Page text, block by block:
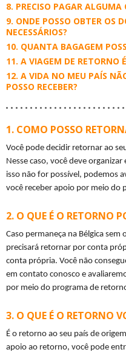
PRECISO PAGAR ALGUMA
ONDE POSSO OBTER OS
NECESSÁRIOS?
QUANTA BAGAGEM
A VIAGEM DE RETORNO
A VIDA NO MEU PAÍS
POSSO RECEBER?
COMO POSSO
Você pode decidir retornar ao
Nesse caso, você deve
isso não for possível, podemos
você receber apoio por meio
O QUE É O RETORNO
Caso permaneça na Bélgica
precisará retornar por conta
conta própria. Você não
em contato conosco e
por meio do programa de
O QUE É O RETORNO
É o retorno ao seu país de
apoio ao retorno, você pode